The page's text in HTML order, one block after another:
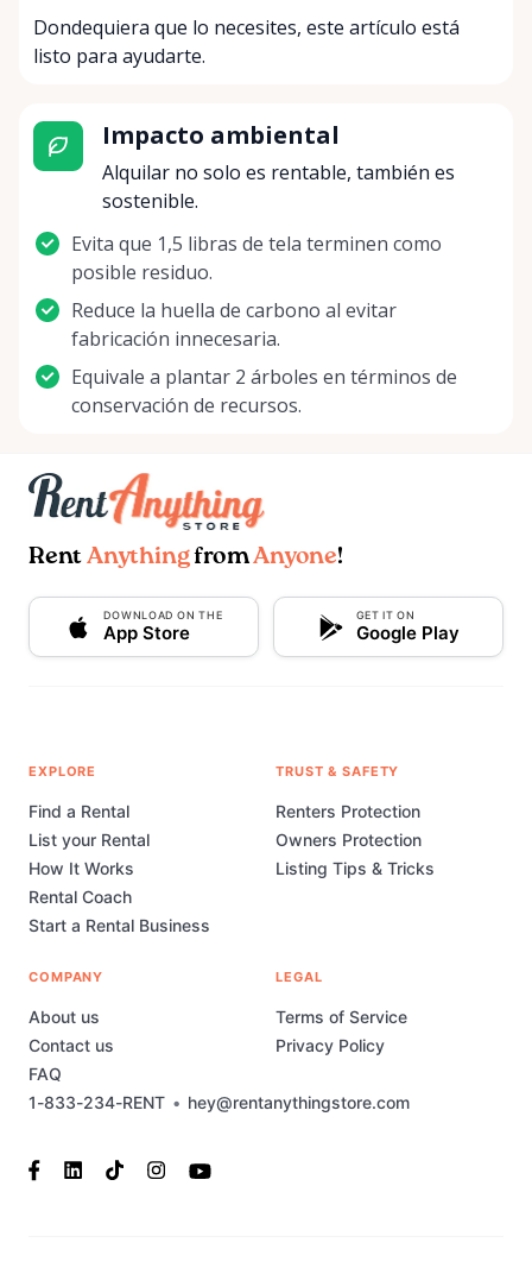
Dondequiera que lo necesites, este artículo está
listo para ayudarte.
Impacto ambiental
Alquilar no solo es rentable, también es
sostenible.
Evita que 1,5 libras de tela terminen como
posible residuo.
Reduce la huella de carbono al evitar
fabricación innecesaria.
Equivale a plantar 2 árboles en términos de
conservación de recursos.
Rent AnythingfromAnyone!
DOWNLOAD ON THE
App Store
GET IT ON
Google Play
1-833-234-RENT • hey@rentanythingstore.com
EXPLORE
Find a Rental
List your Rental
How It Works
Rental Coach
Start a Rental Business
TRUST & SAFETY
Renters Protection
Owners Protection
Listing Tips & Tricks
COMPANY
About us
Contact us
FAQ
LEGAL
Terms of Service
Privacy Policy